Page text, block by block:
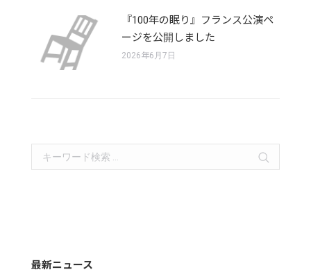
『100年の眠り』フランス公演ペ
ージを公開しました
2026年6月7日
Search:
最新ニュース